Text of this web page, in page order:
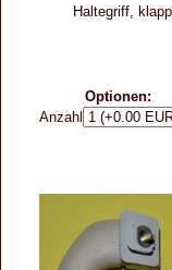
Haltegriff,
Optionen:
Anzahl